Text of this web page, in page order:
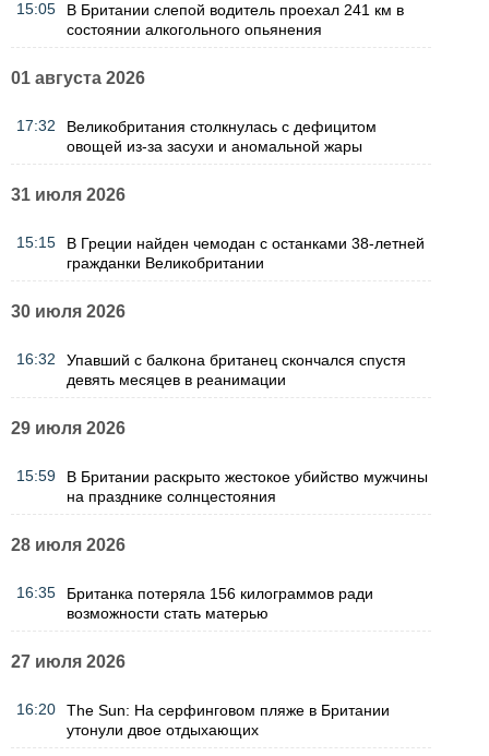
15:05
В Британии слепой водитель проехал 241 км в
состоянии алкогольного опьянения
01 августа 2026
17:32
Великобритания столкнулась с дефицитом
овощей из-за засухи и аномальной жары
31 июля 2026
15:15
В Греции найден чемодан с останками 38-летней
гражданки Великобритании
30 июля 2026
16:32
Упавший с балкона британец скончался спустя
девять месяцев в реанимации
29 июля 2026
15:59
В Британии раскрыто жестокое убийство мужчины
на празднике солнцестояния
28 июля 2026
16:35
Британка потеряла 156 килограммов ради
возможности стать матерью
27 июля 2026
16:20
The Sun: На серфинговом пляже в Британии
утонули двое отдыхающих